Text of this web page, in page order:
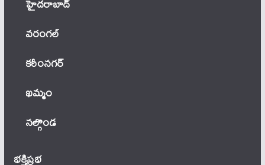
వ‌రంగ‌ల్
కరీంనగర్
ఖ‌మ్మం
నల్గొండ
భక్తిప్రభ